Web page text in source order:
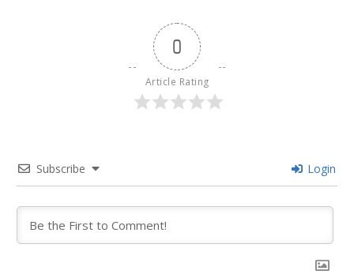
0
Article Rating
Subscribe Login